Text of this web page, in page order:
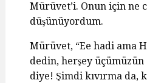
Mürüvet’i. Onun için ne
düşünüyordum.
Mürüvet, “Ee hadi ama
dedin, herşey üçümüzün
diye! Şimdi kıvırma da,